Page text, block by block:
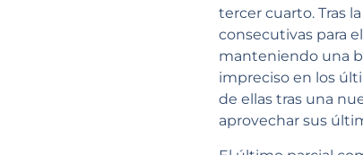
tercer cuarto. Tras
consecutivas para
manteniendo una
impreciso en los
de ellas tras una
aprovechar sus